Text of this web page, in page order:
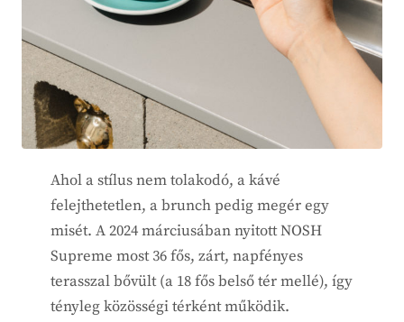
Ahol a stílus nem tolakodó, a kávé
felejthetetlen, a brunch pedig megér egy
misét. A 2024 márciusában nyitott NOSH
Supreme most 36 fős, zárt, napfényes
terasszal bővült (a 18 fős belső tér mellé), így
tényleg közösségi térként működik.